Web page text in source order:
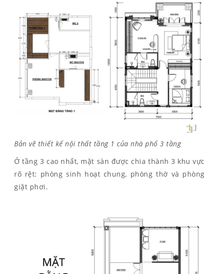
Bản vẽ thiết kế nội thất tầng 1 của nhà phố 3 tầng
Ở tầng 3 cao nhất, mặt sàn được chia thành 3 khu vực
rõ rệt: phòng sinh hoạt chung, phòng thờ và phòng
giặt phơi.